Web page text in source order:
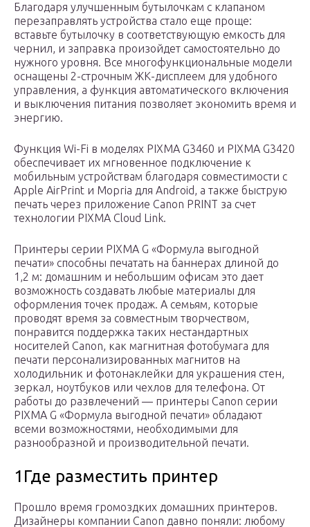
Благодаря улучшенным бутылочкам с клапаном
перезаправлять устройства стало еще проще:
вставьте бутылочку в соответствующую емкость для
чернил, и заправка произойдет самостоятельно до
нужного уровня. Все многофункциональные модели
оснащены 2-строчным ЖК-дисплеем для удобного
управления, а функция автоматического включения
и выключения питания позволяет экономить время и
энергию.
Функция Wi-Fi в моделях PIXMA G3460 и PIXMA G3420
обеспечивает их мгновенное подключение к
мобильным устройствам благодаря совместимости с
Apple AirPrint и Mopria для Android, а также быструю
печать через приложение Canon PRINT за счет
технологии PIXMA Cloud Link.
Принтеры серии PIXMA G «Формула выгодной
печати» способны печатать на баннерах длиной до
1,2 м: домашним и небольшим офисам это дает
возможность создавать любые материалы для
оформления точек продаж. А семьям, которые
проводят время за совместным творчеством,
понравится поддержка таких нестандартных
носителей Canon, как магнитная фотобумага для
печати персонализированных магнитов на
холодильник и фотонаклейки для украшения стен,
зеркал, ноутбуков или чехлов для телефона. От
работы до развлечений — принтеры Canon серии
PIXMA G «Формула выгодной печати» обладают
всеми возможностями, необходимыми для
разнообразной и производительной печати.
1Где разместить принтер
Прошло время громоздких домашних принтеров.
Дизайнеры компании Canon давно поняли: любому